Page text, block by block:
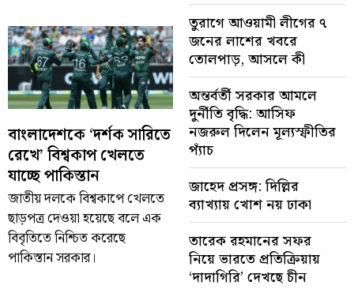
বাংলাদেশকে ‘দর্শক সারিতে
রেখে’ বিশ্বকাপ খেলতে
যাচ্ছে পাকিস্তান
জাতীয় দলকে বিশ্বকাপে খেলতে
ছাড়পত্র দেওয়া হয়েছে বলে এক
বিবৃতিতে নিশ্চিত করেছে
পাকিস্তান সরকার।
তুরাগে আওয়ামী লীগের ৭
জনের লাশের খবরে
তোলপাড়, আসলে কী
অন্তর্বর্তী সরকার আমলে
দুর্নীতি বৃদ্ধি: আসিফ
নজরুল দিলেন মূল্যস্ফীতির
প্যাঁচ
জাহেদ প্রসঙ্গ: দিল্লির
ব্যাখ্যায় খোশ নয় ঢাকা
তারেক রহমানের সফর
নিয়ে ভারতে প্রতিক্রিয়ায়
‘দাদাগিরি’ দেখছে চীন